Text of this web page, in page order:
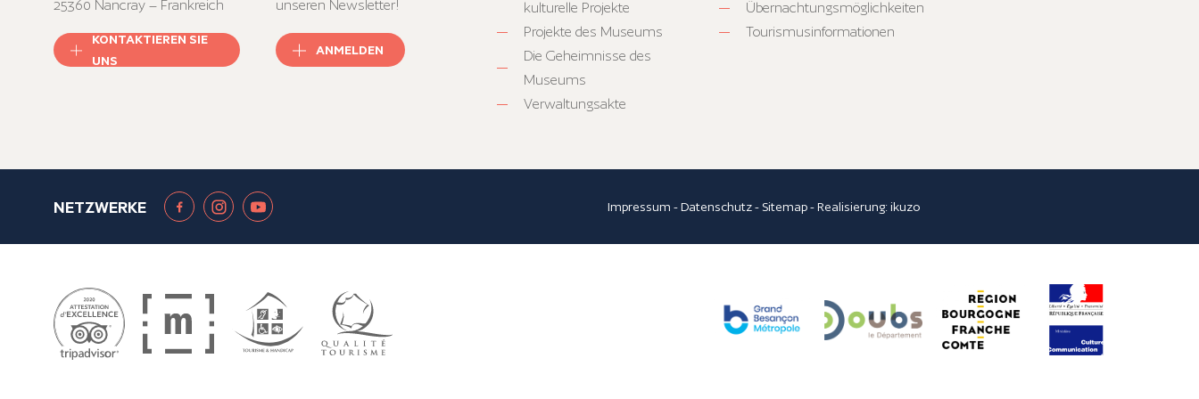
25360 Nancray – Frankreich
KONTAKTIEREN SIE
UNS
unseren Newsletter!
ANMELDEN
kulturelle Projekte
Projekte des Museums
Die Geheimnisse des
Museums
Verwaltungsakte
Übernachtungsmöglichkeiten
Tourismusinformationen
NETZWERKE Impressum -Datenschutz- Sitemap- Realisierung:ikuzo